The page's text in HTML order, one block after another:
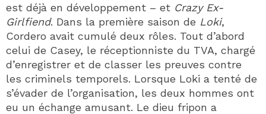
est déjà en développement – et Crazy Ex-
Girlfiend. Dans la première saison de Loki,
Cordero avait cumulé deux rôles. Tout d’abord
celui de Casey, le réceptionniste du TVA, chargé
d’enregistrer et de classer les preuves contre
les criminels temporels. Lorsque Loki a tenté de
s’évader de l’organisation, les deux hommes ont
eu un échange amusant. Le dieu fripon a